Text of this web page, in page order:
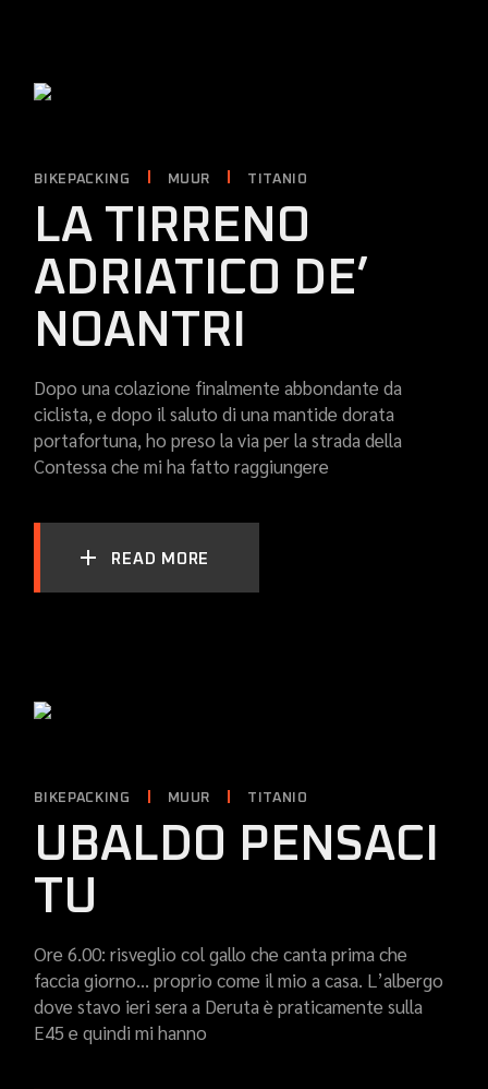
BIKEPACKING MUUR TITANIO
LA TIRRENO
ADRIATICO DE’
NOANTRI
Dopo una colazione finalmente abbondante da
ciclista, e dopo il saluto di una mantide dorata
portafortuna, ho preso la via per la strada della
Contessa che mi ha fatto raggiungere
READ MORE
BIKEPACKING MUUR TITANIO
UBALDO PENSACI
TU
Ore 6.00: risveglio col gallo che canta prima che
faccia giorno… proprio come il mio a casa. L’albergo
dove stavo ieri sera a Deruta è praticamente sulla
E45 e quindi mi hanno